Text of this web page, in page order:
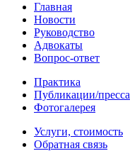
Главная
Новости
Руководство
Адвокаты
Вопрос-ответ
Практика
Публикации/пресса
Фотогалерея
Услуги, стоимость
Обратная связь